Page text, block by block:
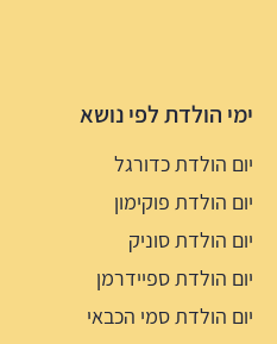
ימי הולדת לפי נושא
יום הולדת כדורגל
יום הולדת פוקימון
יום הולדת סוניק
יום הולדת ספיידרמן
יום הולדת סמי הכבאי